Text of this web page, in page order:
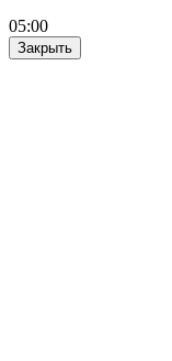
05:00
Закрыть